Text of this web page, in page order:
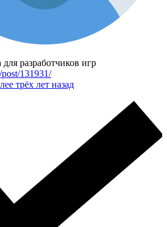
разработчиков игр
131931/
трёх лет назад